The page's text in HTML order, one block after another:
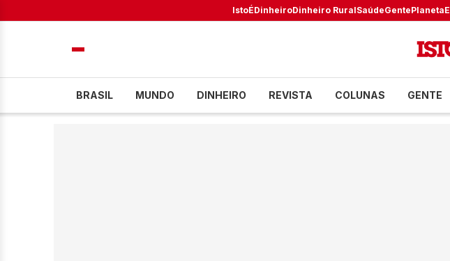
IstoÉDinheiroDinheiro RuralSaúdeGentePlaneta
BRASIL MUNDO DINHEIRO REVISTA COLUNAS GENTE